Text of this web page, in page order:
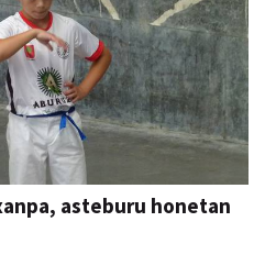
asteburu honetan